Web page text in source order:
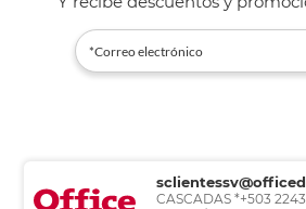
CASCADAS *+503